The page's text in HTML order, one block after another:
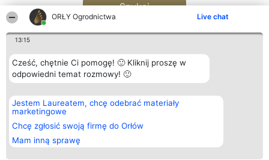
ORŁY Ogrodnictwa Live chat
13:15
Cześć, chętnie Ci pomogę! 🙂 Kliknij proszę w
odpowiedni temat rozmowy! 🙂
Jestem Laureatem, chcę odebrać materiały
marketingowe
Chcę zgłosić swoją firmę do Orłów
Mam inną sprawę
Szukaj
Organizator plebiscytu
Bright Side Solutions sp. z o.
o. sp. k.
ul. Ruska 22
Wrocław 50-079
KRS 0000749100 | Regon
381313360 | NIP 8943132676
Plebiscyt
Laureaci
wszystkich
Laureatów
Regulamin
Kontakt
Kontakt